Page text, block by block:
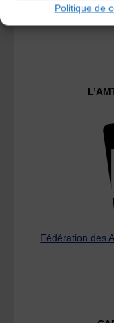
Politique de
Fédération des